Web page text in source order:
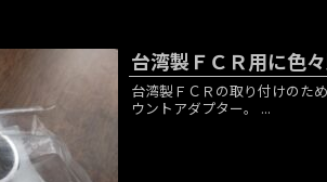
台湾製ＦＣＲ用に色
台湾製ＦＣＲの取り付けのた
ウントアダプター。 ...